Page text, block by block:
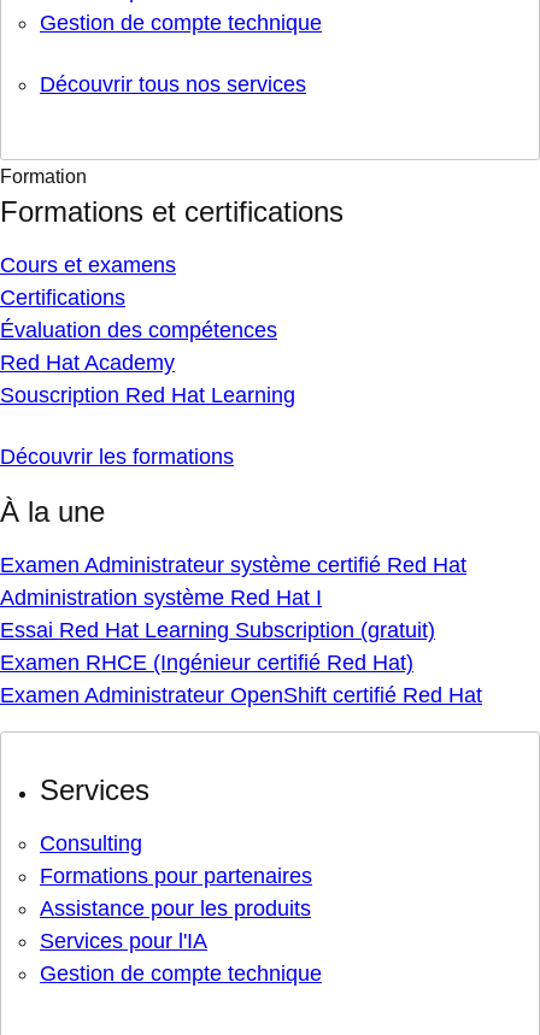
Gestion de compte technique
Découvrir tous nos services
Formation
Formations et certifications
Cours et examens
Certifications
Évaluation des compétences
Red Hat Academy
Souscription Red Hat Learning
Découvrir les formations
À la une
Examen Administrateur système certifié Red Hat
Administration système Red Hat I
Essai Red Hat Learning Subscription (gratuit)
Examen RHCE (Ingénieur certifié Red Hat)
Examen Administrateur OpenShift certifié Red Hat
Services
Consulting
Formations pour partenaires
Assistance pour les produits
Services pour l'IA
Gestion de compte technique